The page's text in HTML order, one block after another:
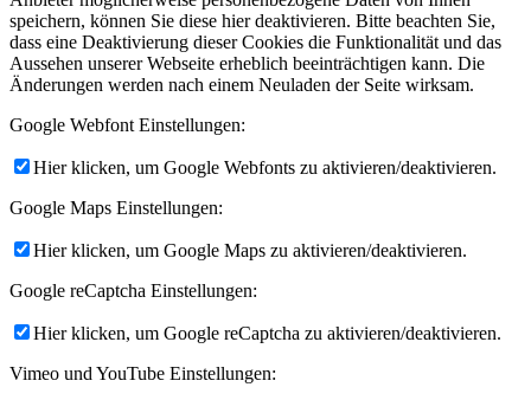
speichern, können Sie diese hier deaktivieren. Bitte beachten Sie,
dass eine Deaktivierung dieser Cookies die Funktionalität und das
Aussehen unserer Webseite erheblich beeinträchtigen kann. Die
Änderungen werden nach einem Neuladen der Seite wirksam.
Google Webfont Einstellungen:
Hier klicken, um Google Webfonts zu aktivieren/deaktivieren.
Google Maps Einstellungen:
Hier klicken, um Google Maps zu aktivieren/deaktivieren.
Google reCaptcha Einstellungen:
Hier klicken, um Google reCaptcha zu aktivieren/deaktivieren.
Vimeo und YouTube Einstellungen: